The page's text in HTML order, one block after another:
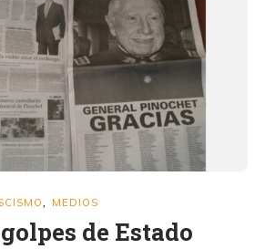
MEDIOS
de Estado